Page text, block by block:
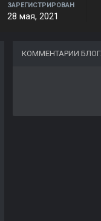
ЗАРЕГИСТРИРОВАН
28 мая, 2021
КОММЕНТАРИИ